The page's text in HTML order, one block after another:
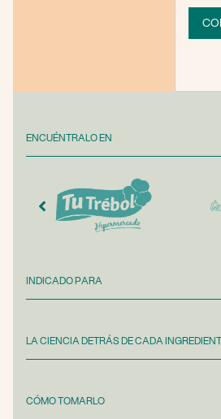
ENCUÉNTRALO EN
INDICADO PARA
LA CIENCIA DETRÁS DE CADA
CÓMO TOMARLO